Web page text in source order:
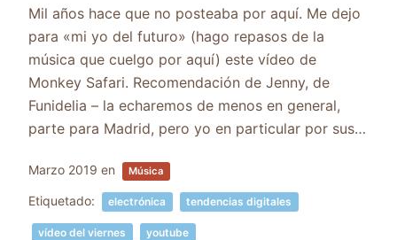
Mil años hace que no posteaba por aquí. Me dejo
para «mi yo del futuro» (hago repasos de la
música que cuelgo por aquí) este vídeo de
Monkey Safari. Recomendación de Jenny, de
Funidelia – la echaremos de menos en general,
parte para Madrid, pero yo en particular por sus…
Marzo 2019 en Música
Etiquetado: electrónica tendencias digitales
vídeo del viernes youtube